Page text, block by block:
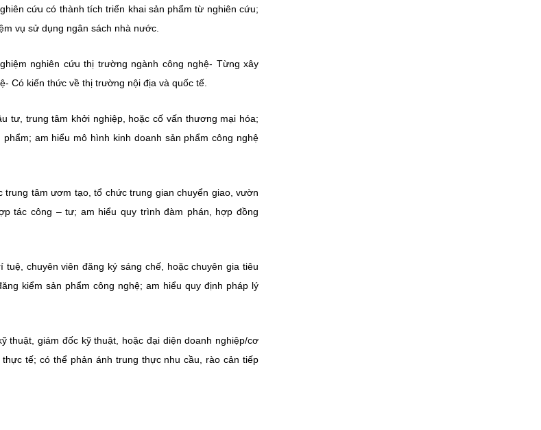
cứu có thành tích triển khai sản phẩm từ nghiên cứu;
vụ sử dụng ngân sách nhà nước.
nghiên cứu thị trường ngành công nghệ- Từng xây
Có kiến thức về thị trường nội địa và quốc tế.
tư, trung tâm khởi nghiệp, hoặc cố vấn thương mại hóa;
am hiểu mô hình kinh doanh sản phẩm công nghệ
trung tâm ươm tạo, tổ chức trung gian chuyển giao, vườn
tác công – tư; am hiểu quy trình đàm phán, hợp đồng
chuyên viên đăng ký sáng chế, hoặc chuyên gia tiêu
kiểm sản phẩm công nghệ; am hiểu quy định pháp lý
thuật, giám đốc kỹ thuật, hoặc đại diện doanh nghiệp/cơ
tế; có thể phản ánh trung thực nhu cầu, rào cản tiếp